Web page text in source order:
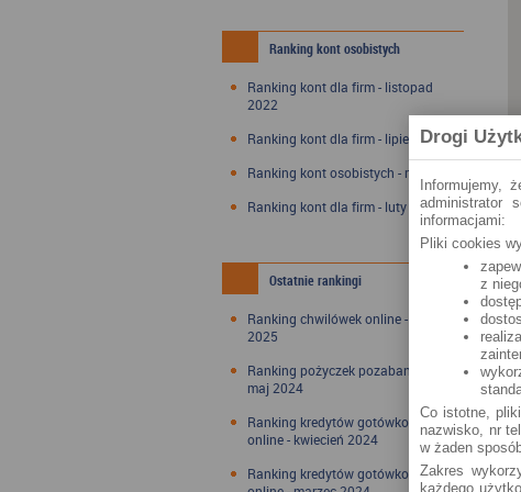
Ranking kont osobistych
Ranking kont dla firm - listopad
2022
Ranking kont dla firm - lipiec 2022
Ranking kont osobistych - maj 2022
Ranking kont dla firm - luty 2022
Ostatnie rankingi
Ranking chwilówek online - styczeń
2025
Ranking pożyczek pozabankowych -
maj 2024
Ranking kredytów gotówkowych
online - kwiecień 2024
Ranking kredytów gotówkowych
Drogi
Informujemy,
administrator
informacjami:
Pliki cookies
z
Co istotne,
nazwisko, nr
w żaden
Zakres
każdego